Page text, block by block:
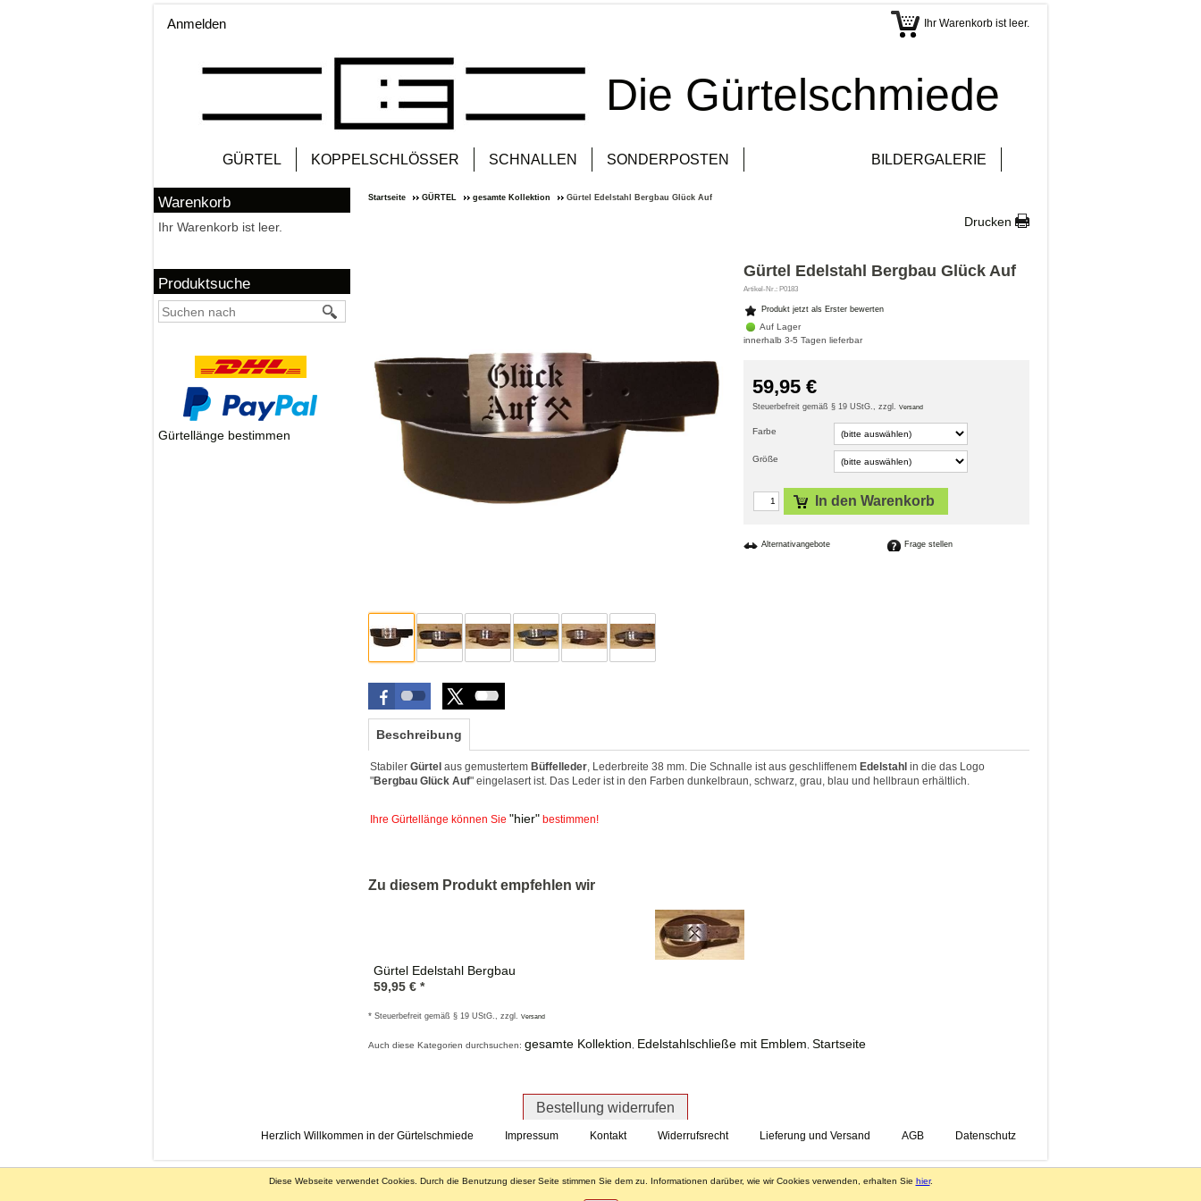
Anmelden Ihr Warenkorb ist leer.
Die Gürtelschmiede
GÜRTEL KOPPELSCHLÖSSER SCHNALLEN SONDERPOSTEN BILDERGALERIE
Warenkorb
Ihr Warenkorb ist leer.
Produktsuche
Gürtellänge bestimmen
Startseite GÜRTEL gesamte Kollektion Gürtel Edelstahl Bergbau Glück Auf
Drucken
Gürtel Edelstahl Bergbau Glück Auf
Artikel-Nr.: P0183
Produkt jetzt als Erster bewerten
Auf Lager
innerhalb 3-5 Tagen lieferbar
59,95 €
Steuerbefreit gemäß § 19 UStG., zzgl. Versand
Farbe
Größe
In den Warenkorb
Frage stellen
Beschreibung
Stabiler Gürtel aus gemustertem Büffelleder, Lederbreite 38 mm. Die Schnalle ist aus geschliffenem Edelstahl in die das Logo
"Bergbau Glück Auf" eingelasert ist. Das Leder ist in den Farben dunkelbraun, schwarz, grau, blau und hellbraun erhältlich.
Ihre Gürtellänge können Sie "hier" bestimmen!
Zu diesem Produkt empfehlen wir
Gürtel Edelstahl Bergbau
59,95 € *
* Steuerbefreit gemäß § 19 UStG., zzgl. Versand
Auch diese Kategorien durchsuchen: gesamte Kollektion Edelstahlschließe mit Emblem Startseite
Bestellung widerrufen
Herzlich Willkommen in der Gürtelschmiede Impressum Kontakt Widerrufsrecht Lieferung und Versand AGB Datenschutz
Diese Webseite verwendet Cookies. Durch die Benutzung dieser Seite stimmen Sie dem zu. Informationen darüber, wie wir Cookies verwenden, erhalten Sie hier.